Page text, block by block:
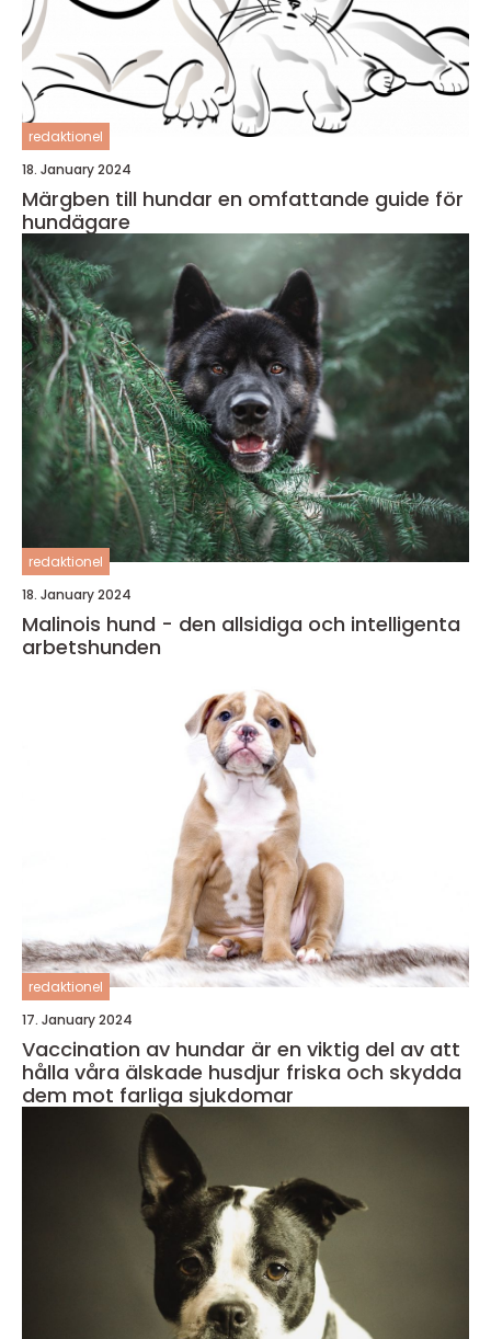
redaktionel
18. January 2024
Märgben till hundar en omfattande guide för
hundägare
redaktionel
18. January 2024
Malinois hund - den allsidiga och intelligenta
arbetshunden
redaktionel
17. January 2024
Vaccination av hundar är en viktig del av att
hålla våra älskade husdjur friska och skydda
dem mot farliga sjukdomar